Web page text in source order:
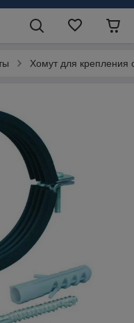
Хомут для крепления